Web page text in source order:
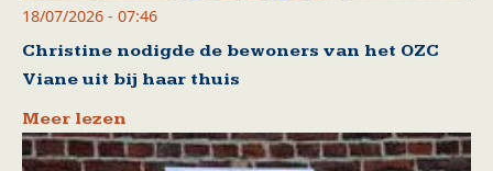
18/07/2026 - 07:46
Christine nodigde de bewoners van het OZC
Viane uit bij haar thuis
Meer lezen